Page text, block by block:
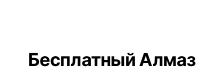
Бесплатный Алмаз